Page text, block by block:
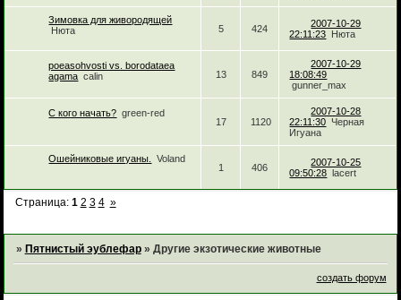
Зимовка для живородящей
Нюта
5 424
2007-10-29
22:11:23 Нюта
poeasohvosti vs. borodataea
agama calin 13 849
2007-10-29
18:08:49
gunner_max
С кого начать? green-red
17
1120
2007-10-28
22:11:30 Черная
Игуана
Ошейниковые игуаны.
Voland
1
406
2007-10-25
09:50:28 lacert
Страница: 1 2 3 4 »
» Пятнистый эублефар » Другие экзотические животные
создать форум